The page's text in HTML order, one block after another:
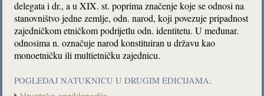
delegata i dr., a u XIX. st. poprima značenje koje se odnosi na
stanovništvo jedne zemlje, odn. narod, koji povezuje pripadnost
zajedničkom etničkom podrijetlu odn. identitetu. U međunar.
odnosima n. označuje narod konstituiran u državu kao
monoetničku ili multietničku zajednicu.
POGLEDAJ NATUKNICU U DRUGIM EDICIJAMA: